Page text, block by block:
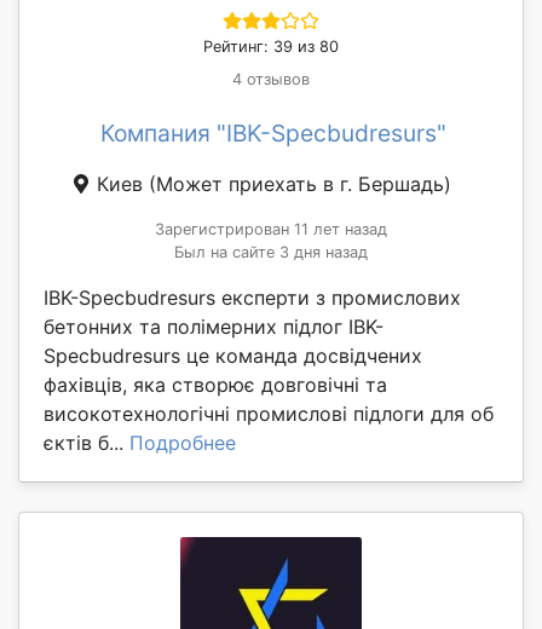
Рейтинг: 39 из 80
4 отзывов
Компания "IBK-Specbudresurs"
Киев (Может приехать в г. Бершадь)
Зарегистрирован 11 лет назад
Был на сайте 3 дня назад
IBK-Specbudresurs експерти з промислових
бетонних та полімерних підлог IBK-
Specbudresurs це команда досвідчених
фахівців, яка створює довговічні та
високотехнологічні промислові підлоги для об
єктів б... Подробнее